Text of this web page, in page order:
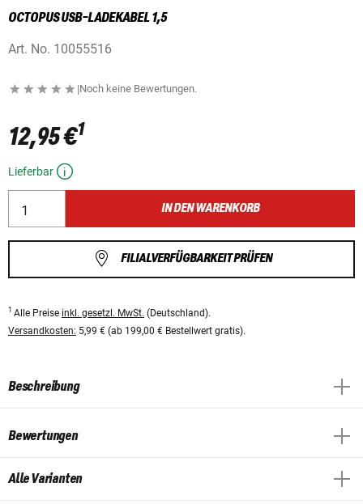
OCTOPUS USB-LADEKABEL 1,5
Art. No. 10055516
|Noch keine Bewertungen.
12,95 €1
Lieferbar
IN DEN WARENKORB
FILIALVERFÜGBARKEIT PRÜFEN
1 Alle Preise inkl. gesetzl. MwSt. (Deutschland).
Versandkosten: 5,99 € (ab 199,00 € Bestellwert gratis).
Beschreibung
Bewertungen
Alle Varianten